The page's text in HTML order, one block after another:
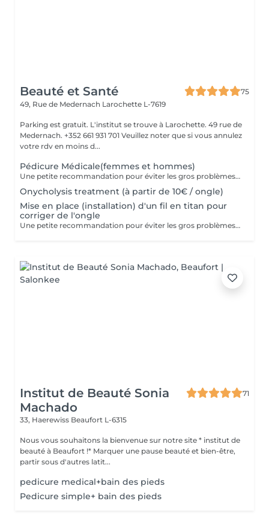
Beauté et Santé
75
49, Rue de Medernach Larochette L-7619
Parking est gratuit. L'institut se trouve à Larochette. 49 rue de
Medernach. +352 661 931 701 Veuillez noter que si vous annulez
votre rdv en moins d...
Pédicure Médicale(femmes et hommes)
Une petite recommandation pour éviter les gros problèmes: 1. Nous corrigeons la longueur des ongles avec une lime à ongles pour ongles naturels au moins une fois par semaine. 2. Nous n'arrondissons, ni ne coupons les coins ! 3. La forme des ongles de pied est un carré mou (ni rond, ni ovale) Pour courir, il vous faut : 1. Choisire des chaussures en tenant compte des nuances de la structure de votre pied! 2. Vérifier systématiquement la longueur des ongles! 3. Consulter un orthopédiste s'il y a des déformations visibles. Dans le cas contraire, courir apportera plus de problèmes que de bien. Prenez soin de votre santé!
Onycholysis treatment (à partir de 10€ / ongle)
Mise en place (installation) d'un fil en titan pour
corriger de l'ongle
Une petite recommandation pour éviter les gros problèmes: 1. Nous corrigeons la longueur des ongles avec une lime à ongles pour ongles naturels au moins une fois par semaine. 2. Nous n'arrondissons, ni ne coupons les coins! 3. La forme des ongles de pied est un carré mou (ni rond, ni ovale)!
Institut de Beauté Sonia
Machado
71
33, Haerewiss Beaufort L-6315
Nous vous souhaitons la bienvenue sur notre site * institut de
beauté à Beaufort !* Marquer une pause beauté et bien-être,
partir sous d'autres latit...
pedicure medical+bain des pieds
Pedicure simple+ bain des pieds